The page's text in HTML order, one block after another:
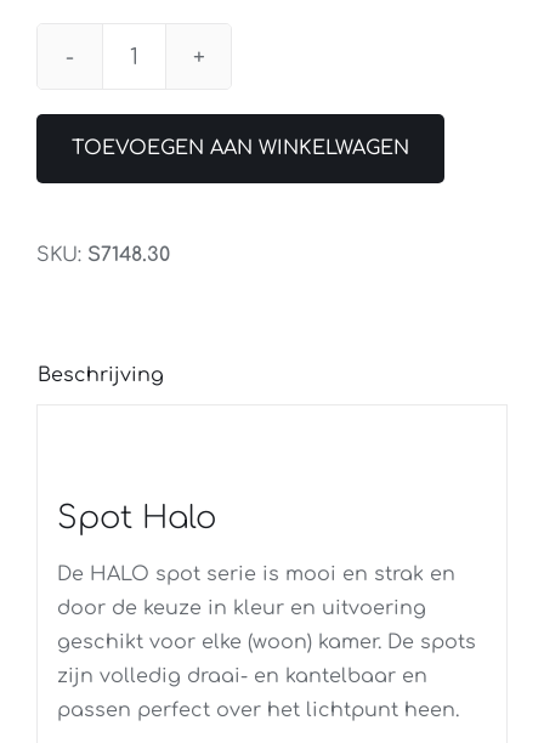
Spot
2Lichts
aantal
TOEVOEGEN AAN WINKELWAGEN
SKU: S7148.30
Beschrijving
Spot Halo
De HALO spot serie is mooi en strak en
door de keuze in kleur en uitvoering
geschikt voor elke (woon) kamer. De spots
zijn volledig draai- en kantelbaar en
passen perfect over het lichtpunt heen.